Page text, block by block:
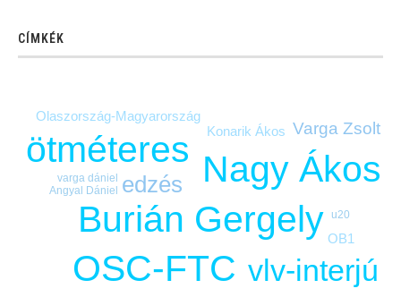
CÍMKÉK
Burián Gergely
Nagy Ákos
OSC-FTC
ötméteres
vlv-interjú
edzés
Varga Zsolt
Konarik Ákos
OB1
Olaszország-Magyarország
Angyal Dániel
u20
varga dániel